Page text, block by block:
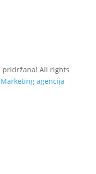
pridržana! All rights
Marketing agencija